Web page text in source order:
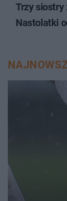
Trzy siostry
Nastolatki